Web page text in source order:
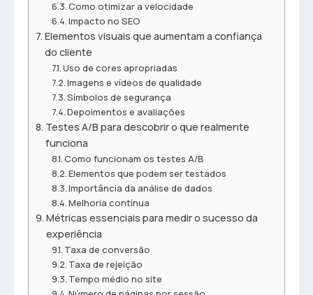
Como otimizar a velocidade
Impacto no SEO
Elementos visuais que aumentam a confiança
do cliente
Uso de cores apropriadas
Imagens e vídeos de qualidade
Símbolos de segurança
Depoimentos e avaliações
Testes A/B para descobrir o que realmente
funciona
Como funcionam os testes A/B
Elementos que podem ser testados
Importância da análise de dados
Melhoria contínua
Métricas essenciais para medir o sucesso da
experiência
Taxa de conversão
Taxa de rejeição
Tempo médio no site